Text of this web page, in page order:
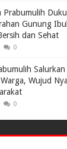
Prabumulih
Gunung
dan Sehat
0
Wujud
0